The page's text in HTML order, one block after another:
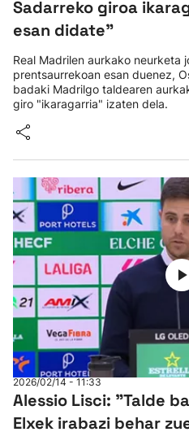
Sadarreko giroa
esan didate"
Real Madrilen aurkako neurketa
prentsaurrekoan esan duenez,
badaki Madrilgo taldearen
giro "ikaragarria" izaten dela.
2026/02/14 - 11:33
Alessio Lisci: "Talde
Elxek irabazi behar